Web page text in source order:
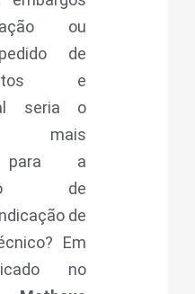
ou
de
e
seria o
mais
para a
de
de
Em
no